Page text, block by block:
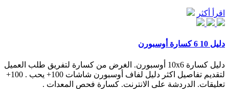
اقرأ أكثر
دليل 10 6 كسارة أوسبورن
دليل كسارة 10x6 أوسبورن. الغرض من كسارة لتفريق طلب العميل
لتقديم تفاصيل اكثر دليل لفاف أوسبورن شاشات 100+ يحب . 100+
تعليقات. الدردشة على الانترنت. كسارة فحص المعدات .